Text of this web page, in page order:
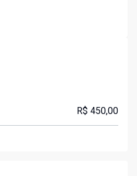
R$ 450,00